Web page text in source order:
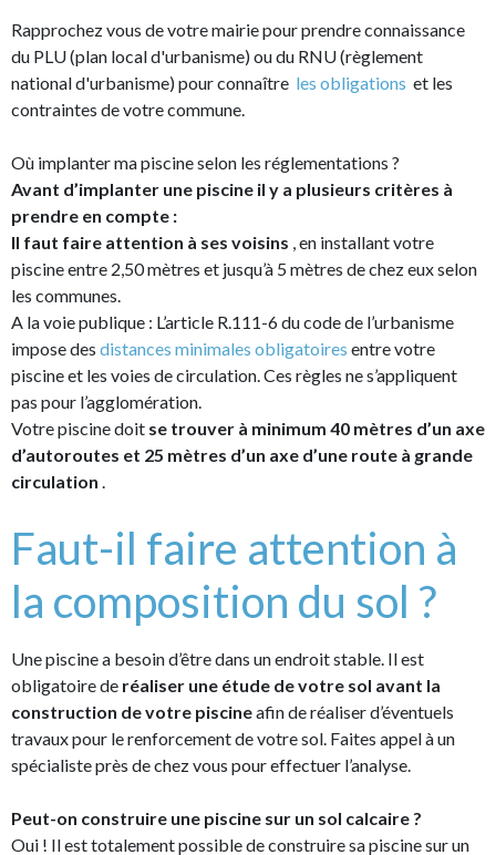
Rapprochez vous de votre mairie pour prendre connaissance
du PLU (plan local d'urbanisme) ou du RNU (règlement
national d'urbanisme) pour connaître les obligations et les
contraintes de votre commune.
Où implanter ma piscine selon les réglementations ?
Avant d’implanter une piscine il y a plusieurs critères à
prendre en compte :
Il faut faire attention à ses voisins , en installant votre
piscine entre 2,50 mètres et jusqu’à 5 mètres de chez eux selon
les communes.
A la voie publique : L’article R.111-6 du code de l’urbanisme
impose des distances minimales obligatoires entre votre
piscine et les voies de circulation. Ces règles ne s’appliquent
pas pour l’agglomération.
Votre piscine doit se trouver à minimum 40 mètres d’un axe
d’autoroutes et 25 mètres d’un axe d’une route à grande
circulation .
Faut-il faire attention à
la composition du sol ?
Une piscine a besoin d’être dans un endroit stable. Il est
obligatoire de réaliser une étude de votre sol avant la
construction de votre piscineafin de réaliser d’éventuels
travaux pour le renforcement de votre sol. Faites appel à un
spécialiste près de chez vous pour effectuer l’analyse.
Peut-on construire une piscine sur un sol calcaire ?
Oui ! Il est totalement possible de construire sa piscine sur un